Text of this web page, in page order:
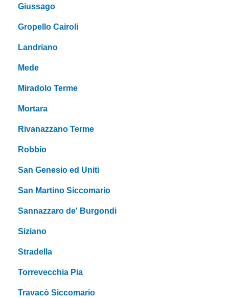
Giussago
Gropello Cairoli
Landriano
Mede
Miradolo Terme
Mortara
Rivanazzano Terme
Robbio
San Genesio ed Uniti
San Martino Siccomario
Sannazzaro de' Burgondi
Siziano
Stradella
Torrevecchia Pia
Travacò Siccomario